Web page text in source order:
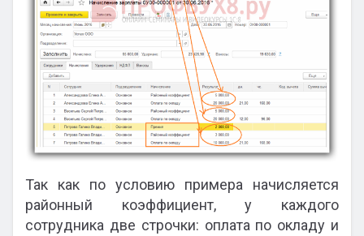
Так как по условию примера начисляется
районный коэффициент, у каждого
сотрудника две строчки: оплата по окладу и